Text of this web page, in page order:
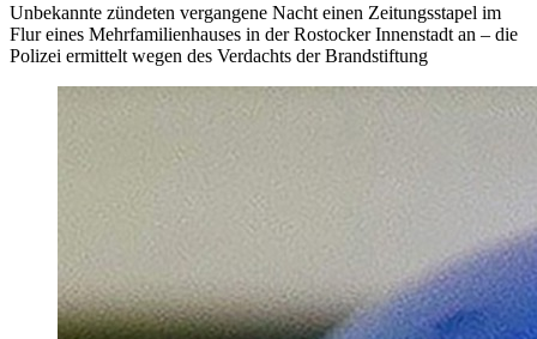
Unbekannte zündeten vergangene Nacht einen Zeitungsstapel im
Flur eines Mehrfamilienhauses in der Rostocker Innenstadt an – die
Polizei ermittelt wegen des Verdachts der Brandstiftung